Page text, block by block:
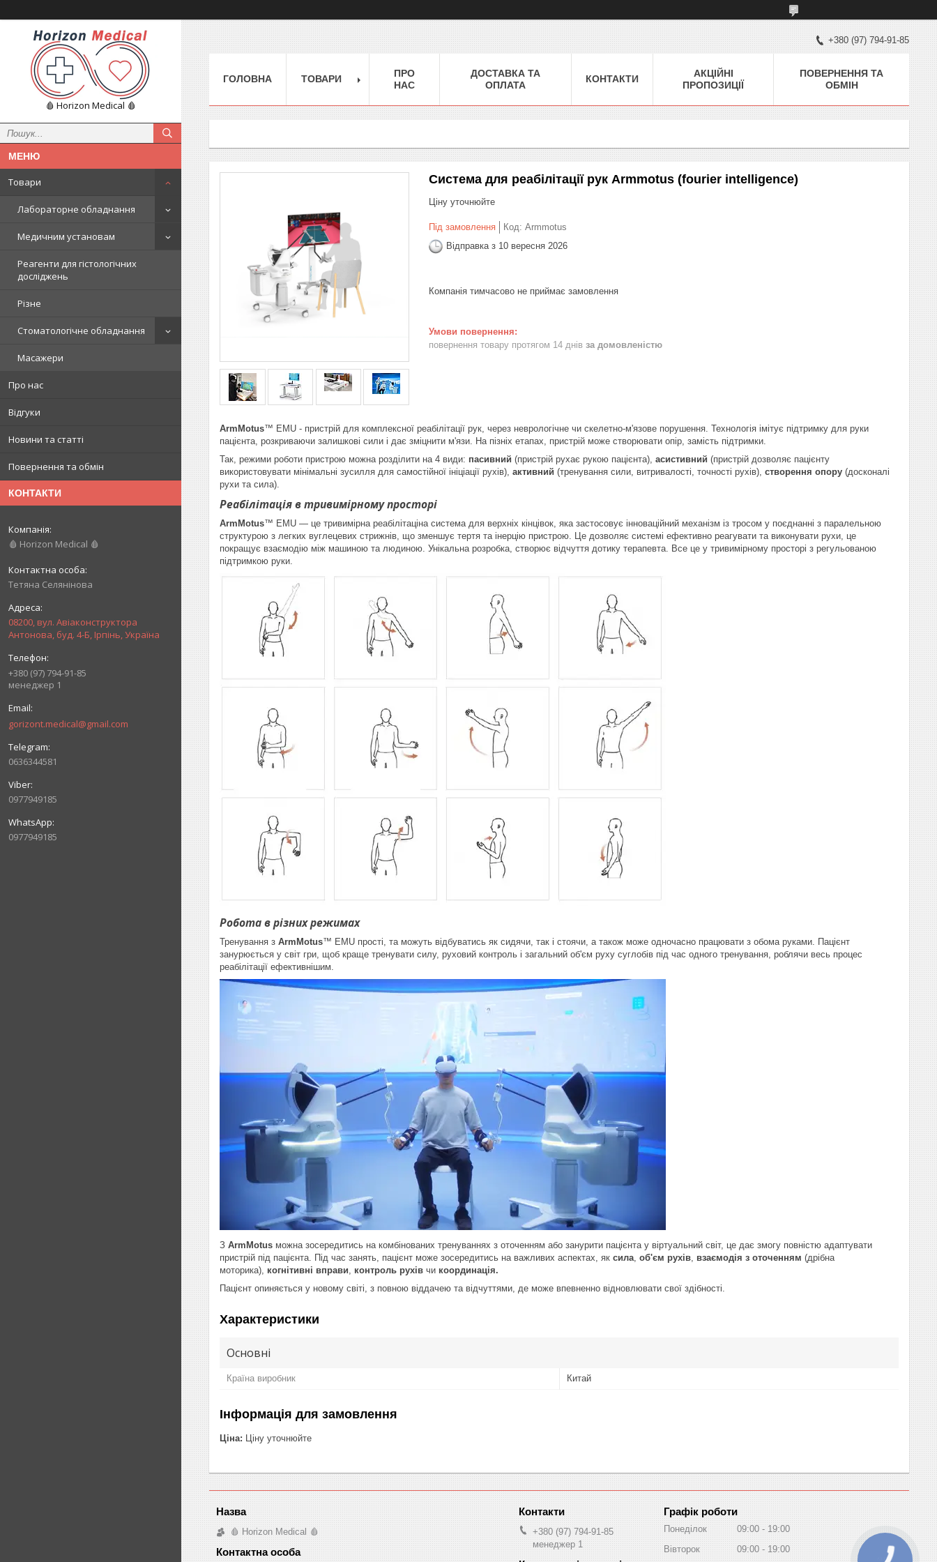
🩸 Horizon Medical 🩸
Товари
Лабораторне обладнання
Медичним установам
Реагенти для гістологічних
досліджень
Різне
Стоматологічне обладнання
Масажери
Про нас
Відгуки
Новини та статті
Повернення та обмін
КОНТАКТИ
🩸 Horizon Medical 🩸
Тетяна Селянінова
08200, вул. Авіаконструктора
Антонова, буд. 4-Б, Ірпінь, Україна
+380 (97) 794-91-85
менеджер 1
gorizont.medical@gmail.com
0636344581
0977949185
0977949185
+380 (97) 794-91-85
ГОЛОВНА ТОВАРИ
ПРО
НАС
ДОСТАВКА ТА
ОПЛАТА
КОНТАКТИ
АКЦІЙНІ
ПРОПОЗИЦІЇ
ПОВЕРНЕННЯ ТА
ОБМІН
Система для реабілітації рук Armmotus (fourier intelligence)
Ціну уточнюйте
Під замовлення Код: Armmotus
Відправка з 10 вересня 2026
Компанія тимчасово не приймає замовлення
повернення товару протягом 14 днів за домовленістю
ArmMotus™ EMU - пристрій для комплексної реабілітації рук, через неврологічне чи скелетно-м'язове порушення. Технологія імітує підтримку для руки
пацієнта, розкриваючи залишкові сили і дає зміцнити м'язи. На пізніх етапах, пристрій може створювати опір, замість підтримки.
Так, режими роботи пристрою можна розділити на 4 види: пасивний (пристрій рухає рукою пацієнта), асистивний (пристрій дозволяє пацієнту
використовувати мінімальні зусилля для самостійної ініціації рухів), активний (тренування сили, витривалості, точності рухів), створення опору (досконалі
рухи та сила).
Реабілітація в тривимірному просторі
ArmMotus™ EMU — це тривимірна реабілітаціна система для верхніх кінцівок, яка застосовує інноваційний механізм із тросом у поєднанні з паралельною
структурою з легких вуглецевих стрижнів, що зменшує тертя та інерцію пристрою. Це дозволяє системі ефективно реагувати та виконувати рухи, це
покращує взаємодію між машиною та людиною. Унікальна розробка, створює відчуття дотику терапевта. Все це у тривимірному просторі з регульованою
підтримкою руки.
Робота в різних режимах
Тренування з ArmMotus™ EMU прості, та можуть відбуватись як сидячи, так і стоячи, а також може одночасно працювати з обома руками. Пацієнт
занурюється у світ гри, щоб краще тренувати силу, руховий контроль і загальний об'єм руху суглобів під час одного тренування, роблячи весь процес
реабілітації ефективнішим.
З ArmMotus можна зосередитись на комбінованих тренуваннях з оточенням або занурити пацієнта у віртуальний світ, це дає змогу повністю адаптувати
пристрій під пацієнта. Під час занять, пацієнт може зосередитись на важливих аспектах, як сила об'єм рухів взаємодія з оточенням (дрібна
моторика), когнітивні вправи контроль рухів чи координація.
Пацієнт опиняється у новому світі, з повною віддачею та відчуттями, де може впевненно відновлювати свої здібності.
Характеристики
Основні
Країна виробник Китай
Інформація для замовлення
Ціна: Ціну уточнюйте
🩸 Horizon Medical 🩸
+380 (97) 794-91-85
менеджер 1
Графік роботи
Понеділок 09:00
19:00
Вівторок
09:00 19:00